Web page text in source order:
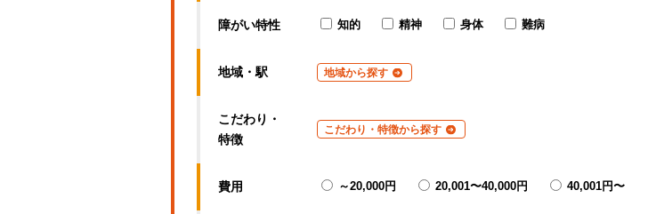
障がい特性 知的 精神 身体 難病
地域・駅 地域から探す
こだわり・
特徴
こだわり・特徴から探す
費用 ～20,000円 20,001〜40,000円 40,001円〜